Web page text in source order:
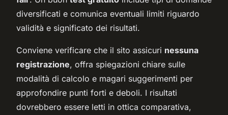
diversificati e comunica eventuali limiti riguardo
validità e significato dei risultati.
Conviene verificare che il sito assicuri nessuna
registrazione, offra spiegazioni chiare sulle
modalità di calcolo e magari suggerimenti per
approfondire punti forti e deboli. I risultati
dovrebbero essere letti in ottica comparativa,